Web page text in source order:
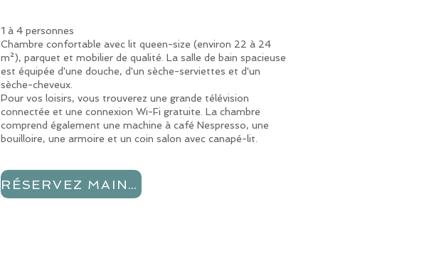
1 à 4 personnes
Chambre confortable avec lit queen-size (environ 22 à 24
m²), parquet et mobilier de qualité. La salle de bain spacieuse
est équipée d'une douche, d'un sèche-serviettes et d'un
sèche-cheveux.
Pour vos loisirs, vous trouverez une grande télévision
connectée et une connexion Wi-Fi gratuite. La chambre
comprend également une machine à café Nespresso, une
bouilloire, une armoire et un coin salon avec canapé-lit.
RÉSERVEZ MAINTENANT